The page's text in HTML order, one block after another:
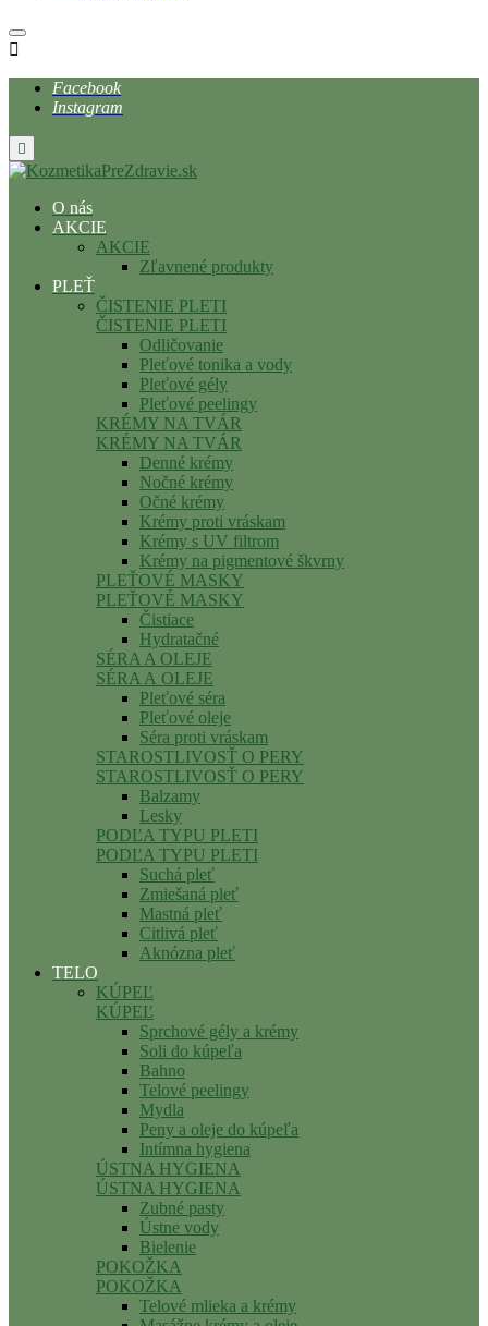

Facebook
Instagram

O nás
AKCIE
AKCIE
Zľavnené produkty
PLEŤ
ČISTENIE PLETI
ČISTENIE PLETI
Odličovanie
Pleťové tonika a vody
Pleťové gély
Pleťové peelingy
KRÉMY NA TVÁR
KRÉMY NA TVÁR
Denné krémy
Nočné krémy
Očné krémy
Krémy proti vráskam
Krémy s UV filtrom
Krémy na pigmentové škvrny
PLEŤOVÉ MASKY
PLEŤOVÉ MASKY
Čistiace
Hydratačné
SÉRA A OLEJE
SÉRA A OLEJE
Pleťové séra
Pleťové oleje
Séra proti vráskam
STAROSTLIVOSŤ O PERY
STAROSTLIVOSŤ O PERY
Balzamy
Lesky
PODĽA TYPU PLETI
PODĽA TYPU PLETI
Suchá pleť
Zmiešaná pleť
Mastná pleť
Citlivá pleť
Aknózna pleť
TELO
KÚPEĽ
KÚPEĽ
Sprchové gély a krémy
Soli do kúpeľa
Bahno
Telové peelingy
Mydla
Peny a oleje do kúpeľa
Intímna hygiena
ÚSTNA HYGIENA
ÚSTNA HYGIENA
Zubné pasty
Ústne vody
Bielenie
POKOŽKA
POKOŽKA
Telové mlieka a krémy